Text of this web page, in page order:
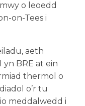
o leoedd
on-Tees i
aeth
BRE at ein
thermol o
o’r tu
meddalwedd i